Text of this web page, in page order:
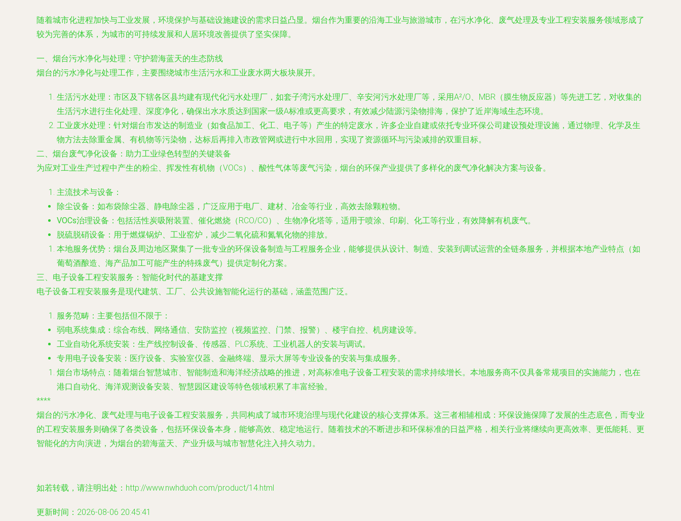
随着城市化进程加快与工业发展，环境保护与基础设施建设的需求日益凸显。烟台作为重要的沿海工业与旅游城市，在污水净化、废气处理及专业工程安装服务领域形成了
较为完善的体系，为城市的可持续发展和人居环境改善提供了坚实保障。
一、烟台污水净化与处理：守护碧海蓝天的生态防线
烟台的污水净化与处理工作，主要围绕城市生活污水和工业废水两大板块展开。
生活污水处理 ：市区及下辖各区县均建有现代化污水处理厂，如套子湾污水处理厂、辛安河污水处理厂等，采用A²/O、MBR（膜生物反应器）等先进工艺，对收集的
生活污水进行生化处理、深度净化，确保出水水质达到国家一级A标准或更高要求，有效减少陆源污染物排海，保护了近岸海域生态环境。
工业废水处理 ：针对烟台市发达的制造业（如食品加工、化工、电子等）产生的特定废水，许多企业自建或依托专业环保公司建设预处理设施，通过物理、化学及生
物方法去除重金属、有机物等污染物，达标后再排入市政管网或进行中水回用，实现了资源循环与污染减排的双重目标。
二、烟台废气净化设备：助力工业绿色转型的关键装备
为应对工业生产过程中产生的粉尘、挥发性有机物（VOCs）、酸性气体等废气污染，烟台的环保产业提供了多样化的废气净化解决方案与设备。
主流技术与设备 ：
除尘设备 ：如布袋除尘器、静电除尘器，广泛应用于电厂、建材、冶金等行业，高效去除颗粒物。
VOCs治理设备 ：包括活性炭吸附装置、催化燃烧（RCO/CO）、生物净化塔等，适用于喷涂、印刷、化工等行业，有效降解有机废气。
脱硫脱硝设备 ：用于燃煤锅炉、工业窑炉，减少二氧化硫和氮氧化物的排放。
本地服务优势 ：烟台及周边地区聚集了一批专业的环保设备制造与工程服务企业，能够提供从设计、制造、安装到调试运营的全链条服务，并根据本地产业特点（如
葡萄酒酿造、海产品加工可能产生的特殊废气）提供定制化方案。
三、电子设备工程安装服务：智能化时代的基建支撑
电子设备工程安装服务是现代建筑、工厂、公共设施智能化运行的基础，涵盖范围广泛。
服务范畴 ：主要包括但不限于：
弱电系统集成 ：综合布线、网络通信、安防监控（视频监控、门禁、报警）、楼宇自控、机房建设等。
工业自动化系统安装 ：生产线控制设备、传感器、PLC系统、工业机器人的安装与调试。
专用电子设备安装 ：医疗设备、实验室仪器、金融终端、显示大屏等专业设备的安装与集成服务。
烟台市场特点 ：随着烟台智慧城市、智能制造和海洋经济战略的推进，对高标准电子设备工程安装的需求持续增长。本地服务商不仅具备常规项目的实施能力，也在
港口自动化、海洋观测设备安装、智慧园区建设等特色领域积累了丰富经验。
****
烟台的污水净化、废气处理与电子设备工程安装服务，共同构成了城市环境治理与现代化建设的核心支撑体系。这三者相辅相成：环保设施保障了发展的生态底色，而专业
的工程安装服务则确保了各类设备，包括环保设备本身，能够高效、稳定地运行。随着技术的不断进步和环保标准的日益严格，相关行业将继续向更高效率、更低能耗、更
智能化的方向演进，为烟台的碧海蓝天、产业升级与城市智慧化注入持久动力。
如若转载，请注明出处：http://www.nwhduoh.com/product/14.html
更新时间：2026-08-06 20:45:41